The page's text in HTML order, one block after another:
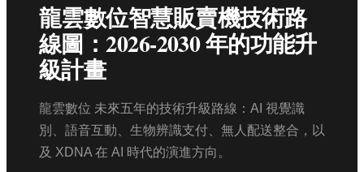
龍雲數位智慧販賣機技術路
線圖：2026-2030 年的功能升
級計畫
龍雲數位 未來五年的技術升級路線：AI 視覺識
別、語音互動、生物辨識支付、無人配送整合，以
及 XDNA 在 AI 時代的演進方向。